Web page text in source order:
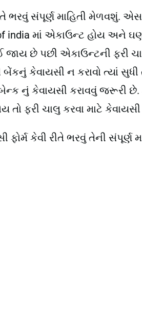
ભરવું સંપૂર્ણ માહિતી મેળવશું.
india માં એકાઉન્ટ હોય અને
છે પછી એકાઉન્ટની ફરી ચાલુ
કેવાયસી ન કરાવો ત્યાં
નું કેવાયસી કરાવવું જરૂરી છે.
તો ફરી ચાલુ કરવા માટે
ફોર્મ કેવી રીતે ભરવું તેની